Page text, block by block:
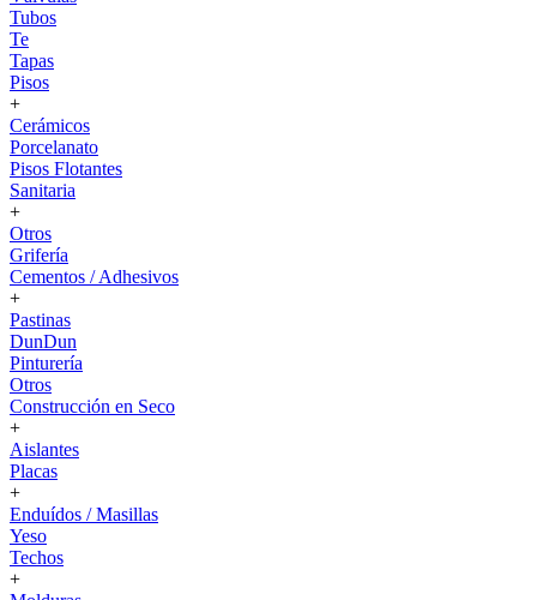
Tubos
Te
Tapas
Pisos
+
Cerámicos
Porcelanato
Pisos Flotantes
Sanitaria
+
Otros
Grifería
Cementos / Adhesivos
+
Pastinas
DunDun
Pinturería
Otros
Construcción en Seco
+
Aislantes
Placas
+
Enduídos / Masillas
Yeso
Techos
+